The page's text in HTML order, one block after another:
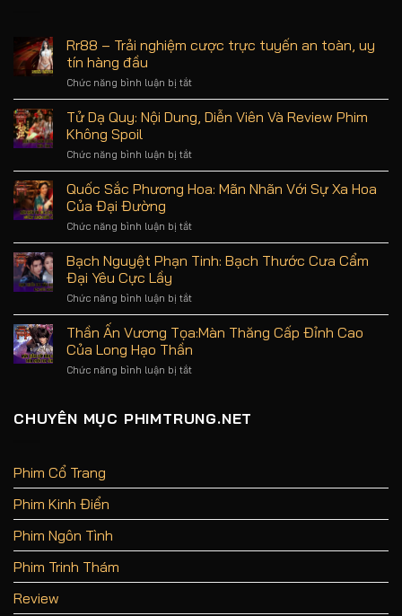
Rr88 – Trải nghiệm cược trực tuyến an toàn, uy
tín hàng đầu
Chức năng bình luận bị tắt
Rr88
Trải
an
hàng
đầu
Tử Dạ Quy: Nội Dung, Diễn Viên Và Review Phim
Không Spoil
Chức năng bình luận bị tắt
Tử
Dạ
Quy:
Và
Spoil
Quốc Sắc Phương Hoa: Mãn Nhãn Với Sự Xa Hoa
Của Đại Đường
Chức năng bình luận bị tắt
Quốc
Sắc
Phương
Sự
Bạch Nguyệt Phạn Tinh: Bạch Thước Cưa Cẩm
Đại Yêu Cực Lầy
Chức năng bình luận bị tắt
Bạch
Nguyệt
Phạn
Đại
Thần Ấn Vương Tọa:Màn Thăng Cấp Đỉnh Cao
Của Long Hạo Thần
Chức năng bình luận bị tắt
Tọa:Màn
Của
Hạo
CHUYÊN MỤC PHIMTRUNG.NET
Phim Cổ Trang
Phim Kinh Điển
Phim Ngôn Tình
Phim Trinh Thám
Review